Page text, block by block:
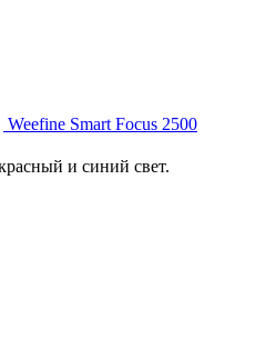
Weefine Smart Focus 2500
и синий свет.